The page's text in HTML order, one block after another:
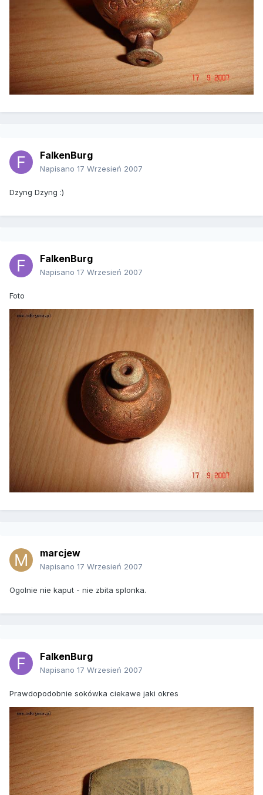
FalkenBurg
Napisano 17 Wrzesień 2007
Dzyng Dzyng :)
FalkenBurg
Napisano 17 Wrzesień 2007
Foto
marcjew
Napisano 17 Wrzesień 2007
Ogolnie nie kaput - nie zbita splonka.
FalkenBurg
Napisano 17 Wrzesień 2007
Prawdopodobnie sokówka ciekawe jaki okres